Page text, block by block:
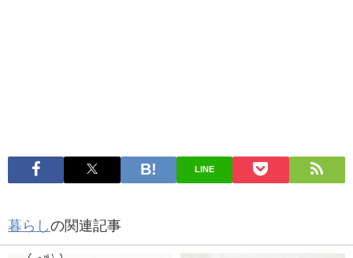
LINE
暮らしの関連記事